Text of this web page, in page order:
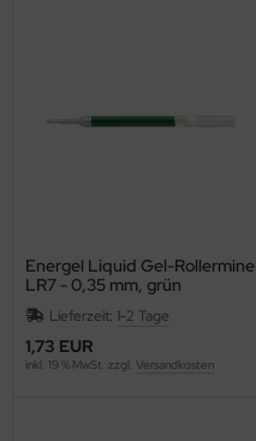
Energel Liquid Gel-Rollermine
LR7 - 0,35 mm, grün
Lieferzeit: 1-2 Tage
1,73 EUR
inkl. 19 % MwSt. zzgl. Versandkosten